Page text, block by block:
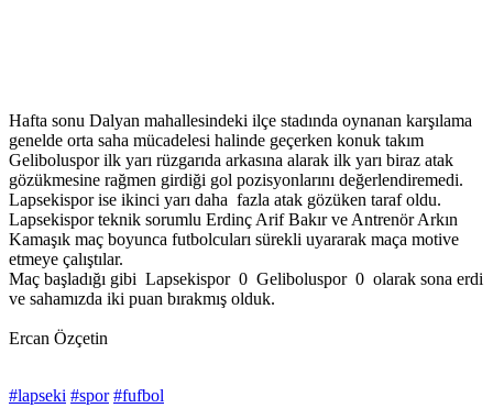
Hafta sonu Dalyan mahallesindeki ilçe stadında oynanan karşılama
genelde orta saha mücadelesi halinde geçerken konuk takım
Geliboluspor ilk yarı rüzgarıda arkasına alarak ilk yarı biraz atak
gözükmesine rağmen girdiği gol pozisyonlarını değerlendiremedi.
Lapsekispor ise ikinci yarı daha fazla atak gözüken taraf oldu.
Lapsekispor teknik sorumlu Erdinç Arif Bakır ve Antrenör Arkın
Kamaşık maç boyunca futbolcuları sürekli uyararak maça motive
etmeye çalıştılar.
Maç başladığı gibi Lapsekispor 0 Geliboluspor 0 olarak sona erdi
ve sahamızda iki puan bırakmış olduk.
Ercan Özçetin
#lapseki #spor #fufbol